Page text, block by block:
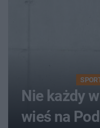
Nie każdy
wieś na